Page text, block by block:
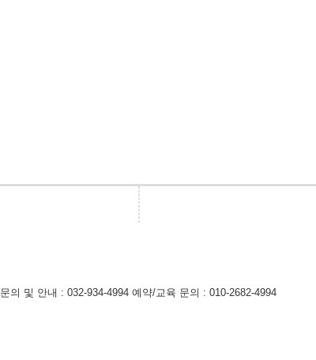
문의 및 안내 : 032-934-4994 예약/교육 문의 : 010-2682-4994